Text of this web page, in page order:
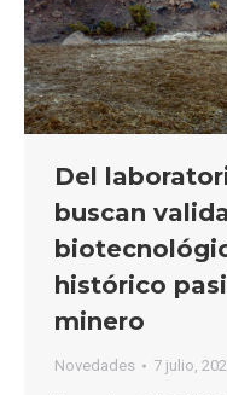
Del
buscan
histórico
minero
Novedades 7 julio,